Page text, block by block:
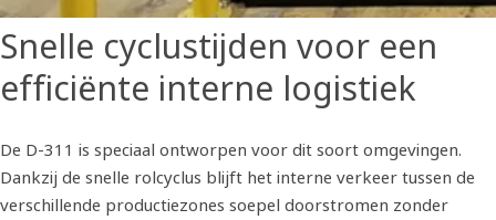
Snelle cyclustijden voor een
efficiënte interne logistiek
De D-311 is speciaal ontworpen voor dit soort omgevingen.
Dankzij de snelle rolcyclus blijft het interne verkeer tussen de
verschillende productiezones soepel doorstromen zonder